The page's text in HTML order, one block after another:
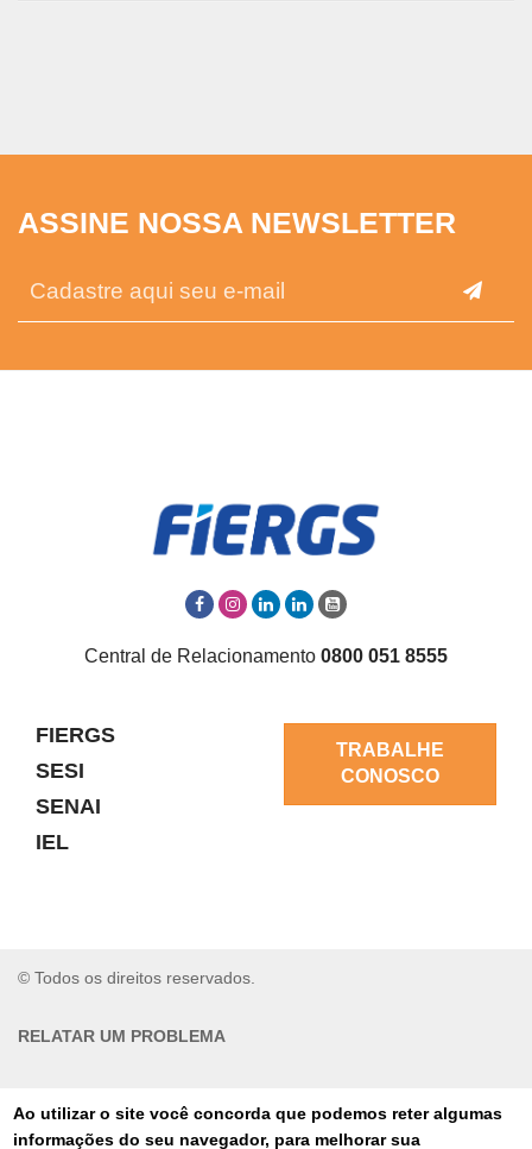
Ao utilizar o site você concorda que podemos reter algumas
informações do seu navegador, para melhorar sua
ASSINE NOSSA NEWSLETTER
Central de Relacionamento 0800 051 8555
FIERGS
SESI
SENAI
IEL
TRABALHE
CONOSCO
© Todos os direitos reservados.
RELATAR UM PROBLEMA